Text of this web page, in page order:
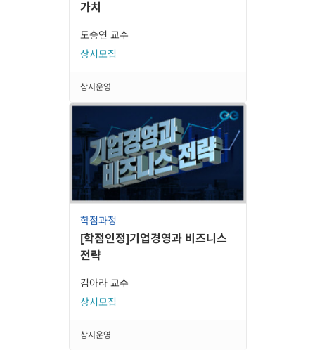
가치
도승연 교수
상시모집
상시운영
학점과정
[학점인정]기업경영과 비즈니스
전략
김아라 교수
상시모집
상시운영